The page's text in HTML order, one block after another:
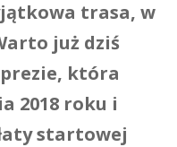
trasa, w
już dziś
która
2018 roku i
startowej